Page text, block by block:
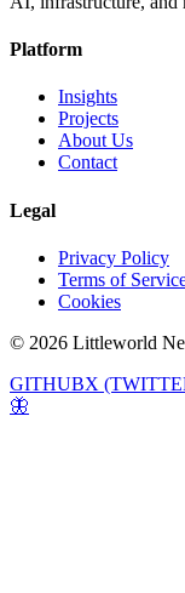
Platform
Insights
Projects
About Us
Contact
Legal
Privacy Policy
Terms of
Cookies
© 2026 Littleworld
GITHUBX
🦋